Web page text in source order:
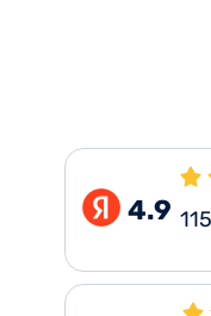
4.9 115